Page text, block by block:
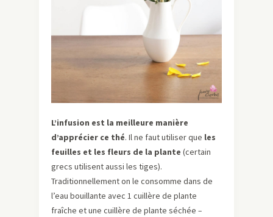
L’infusion est la meilleure manière
d’apprécier ce thé. Il ne faut utiliser que les
feuilles et les fleurs de la plante (certain
grecs utilisent aussi les tiges).
Traditionnellement on le consomme dans de
l’eau bouillante avec 1 cuillère de plante
fraîche et une cuillère de plante séchée –